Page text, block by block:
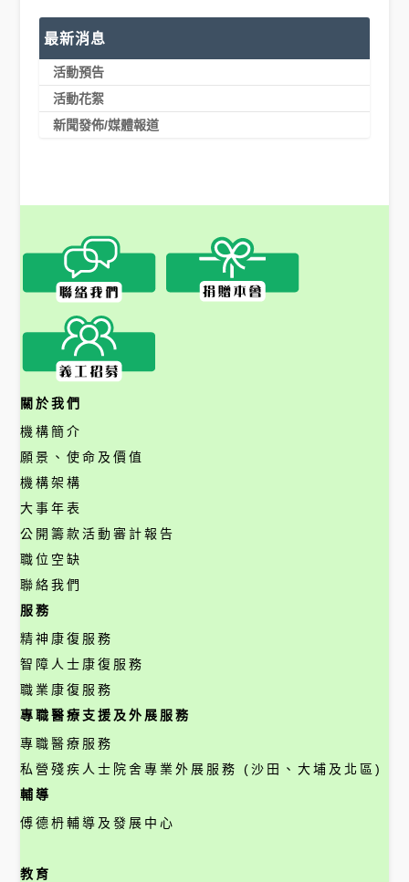
最新消息
活動預告
活動花絮
新聞發佈/媒體報道
關於我們
機構簡介
願景、使命及價值
機構架構
大事年表
公開籌款活動審計報告
職位空缺
聯絡我們
服務
精神康復服務
智障人士康復服務
職業康復服務
專職醫療支援及外展服務
專職醫療服務
私營殘疾人士院舍專業外展服務 (沙田、大埔及北區)
輔導
傅德枬輔導及發展中心
教育